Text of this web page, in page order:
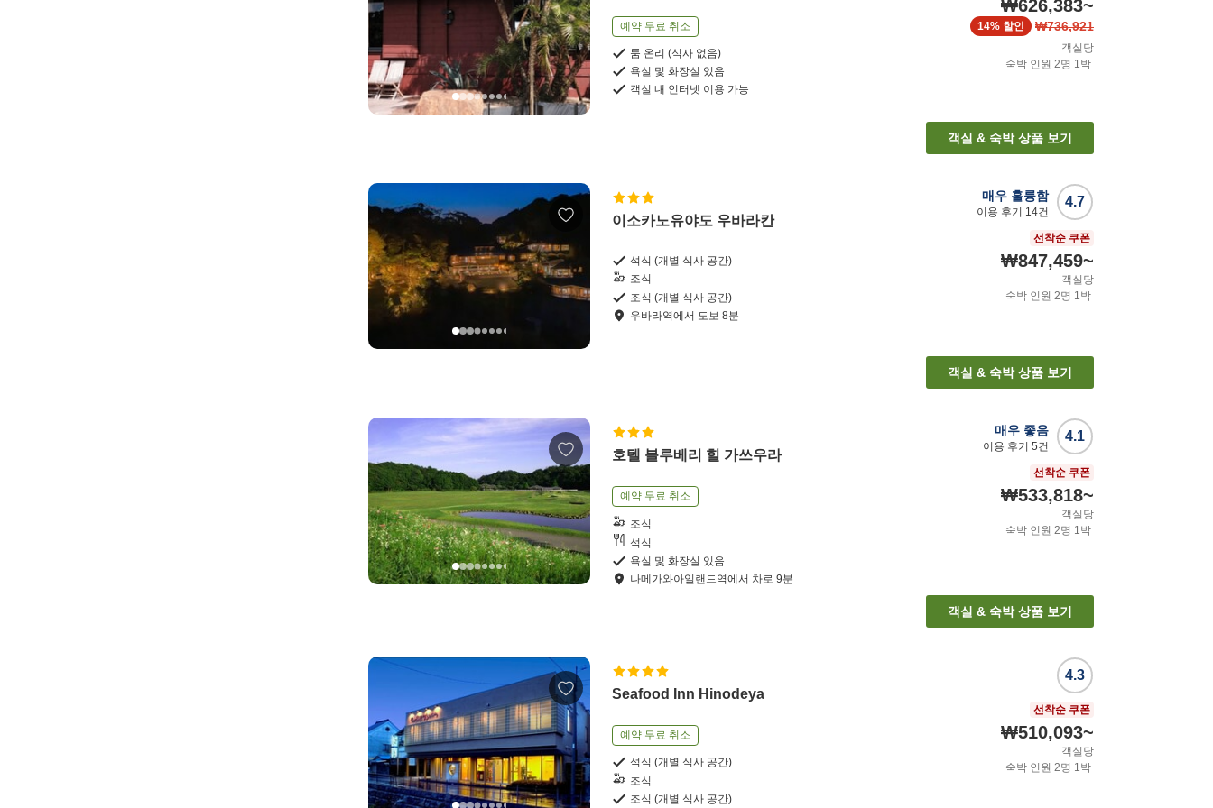
예약 무료 취소
룸 온리 (식사 없음)
욕실 및 화장실 있음
객실 내 인터넷 이용 가능
₩626,383~
₩736,921
14% 할인
객실당
숙박 인원 2명 1박
객실 & 숙박 상품 보기
이소카노유야도 우바라칸
석식 (개별 식사 공간)
조식
조식 (개별 식사 공간)
우바라역에서 도보 8분
4.7
매우 훌륭함
이용 후기 14건
선착순 쿠폰
₩847,459~
객실당
숙박 인원 2명 1 박
객실 & 숙박 상품 보기
호텔 블루베리 힐 가쓰우라
예약 무료 취소
조식
석식
욕실 및 화장실 있음
나메가와아일랜드역에서 차로 9분
4.1
매우 좋음
이용 후기 5건
선착순 쿠폰
₩533,818~
객실당
숙박 인원 2명 1박
객실 & 숙박 상품 보기
Seafood Inn Hinodeya
예약 무료 취소
석식 (개별 식사 공간)
조식
조식 (개별 식사 공간)
4.3
선착순 쿠폰
₩510,093~
객실당
숙박 인원 2명 1박